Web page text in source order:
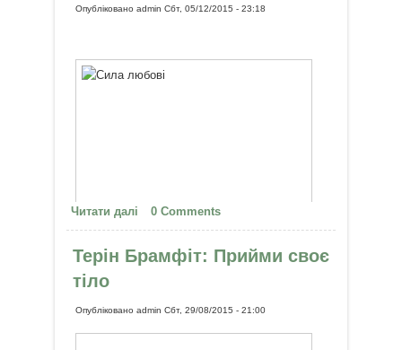
Опублікованоadmin Сбт, 05/12/2015 - 23:18
Малюк помер під час пологів, і мамі дали
потримати його на прощання... Кейт і Девід Огг
щастя парі не вистачало дітей...
Читати далі про Любов оживляє
0 Comments
Терін Брамфіт: Прийми своє
тіло
Опублікованоadmin Сбт, 29/08/2015 - 21:00